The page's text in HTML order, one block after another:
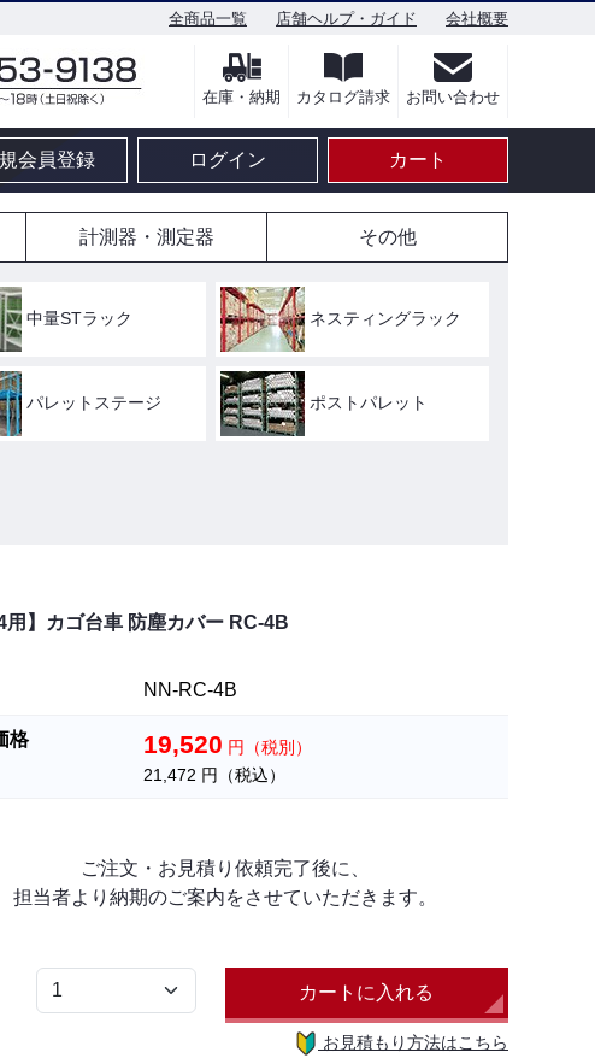
全商品一覧 店舗ヘルプ・ガイド 会社概要
在庫・納期 カタログ請求 お問い合わせ
会員登録 ログイン カート
計測器・測定器 その他
中量STラック ネスティングラック
パレットステージ ポストパレット
4用】カゴ台車 防塵カバー RC-4B
NN-RC-4B
格 19,520 円（税別）
21,472 円（税込）
ご注文・お見積り依頼完了後に、
担当者より納期のご案内をさせていただきます。
カートに入れる
お見積もり方法はこちら